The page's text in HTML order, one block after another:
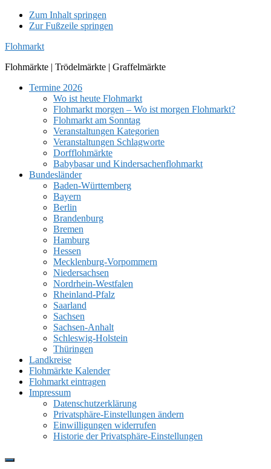
Zum Inhalt springen
Zur Fußzeile springen
Flohmarkt
Flohmärkte | Trödelmärkte | Graffelmärkte
Termine 2026
Wo ist heute Flohmarkt
Flohmarkt morgen – Wo ist morgen Flohmarkt?
Flohmarkt am Sonntag
Veranstaltungen Kategorien
Veranstaltungen Schlagworte
Dorfflohmärkte
Babybasar und Kindersachenflohmarkt
Bundesländer
Baden-Württemberg
Bayern
Berlin
Brandenburg
Bremen
Hamburg
Hessen
Mecklenburg-Vorpommern
Niedersachsen
Nordrhein-Westfalen
Rheinland-Pfalz
Saarland
Sachsen
Sachsen-Anhalt
Schleswig-Holstein
Thüringen
Landkreise
Flohmärkte Kalender
Flohmarkt eintragen
Impressum
Datenschutzerklärung
Privatsphäre-Einstellungen ändern
Einwilligungen widerrufen
Historie der Privatsphäre-Einstellungen
Show